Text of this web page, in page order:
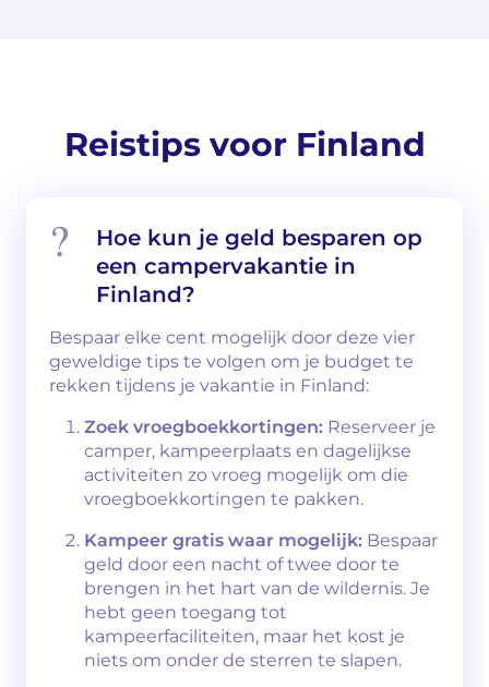
Reistips voor Finland
Hoe kun je geld besparen op
een campervakantie in
Finland?
Bespaar elke cent mogelijk door deze vier
geweldige tips te volgen om je budget te
rekken tijdens je vakantie in Finland:
Zoek vroegboekkortingen: Reserveer je
camper, kampeerplaats en dagelijkse
activiteiten zo vroeg mogelijk om die
vroegboekkortingen te pakken.
Kampeer gratis waar mogelijk: Bespaar
geld door een nacht of twee door te
brengen in het hart van de wildernis. Je
hebt geen toegang tot
kampeerfaciliteiten, maar het kost je
niets om onder de sterren te slapen.